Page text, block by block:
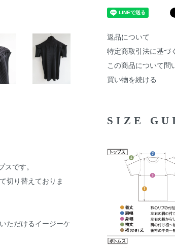
返品について
特定商取引法に基づ
この商品について問
買い物を続ける
スです。
切り替えておりま
ただけるイージーケ
SIZE